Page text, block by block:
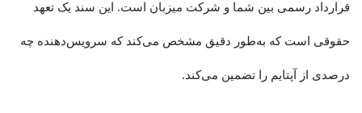
قرارداد رسمی بین شما و شرکت میزبان است. این سند یک تعهد
حقوقی است که به‌طور دقیق مشخص می‌کند که سرویس‌دهنده چه
درصدی از آپتایم را تضمین می‌کند.